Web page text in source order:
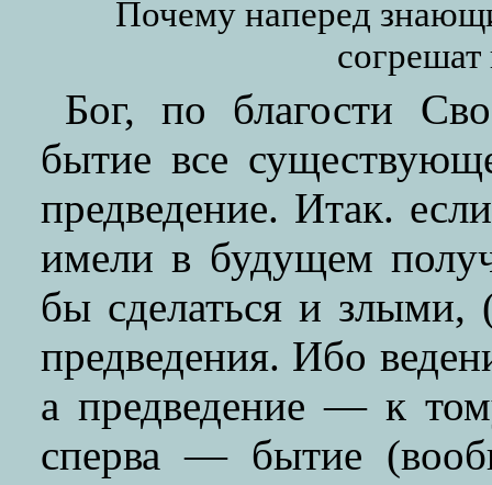
Почему наперед
согрешат
Бог, по благости
бытие все
предведение. Итак.
имели в будущем
бы сделаться и
предведения. Ибо
а предведение — к
сперва — бытие